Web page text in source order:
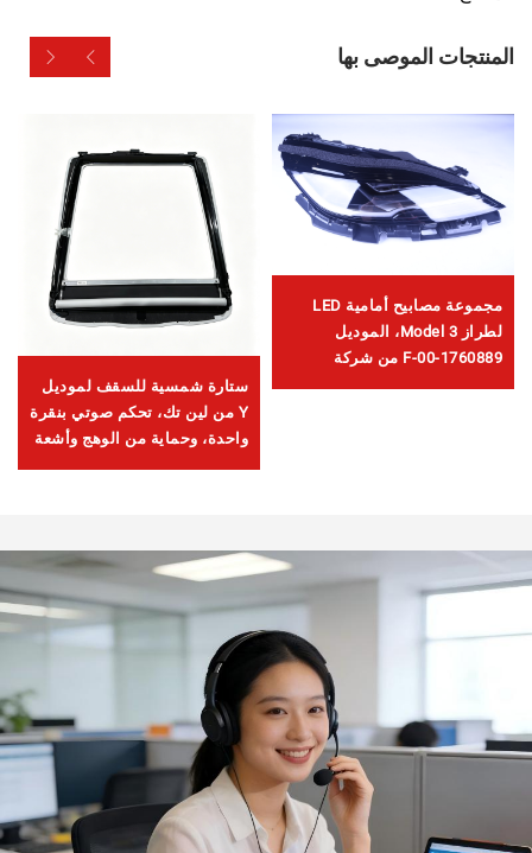
المنتجات الموصى بها
مجموعة مصابيح أمامية LED
لطراز Model 3، الموديل
1760889-00-F من شركة
ستارة شمسية للسقف لموديل
Y من لين تك، تحكم صوتي بنقرة
واحدة، وحماية من الوهج وأشعة